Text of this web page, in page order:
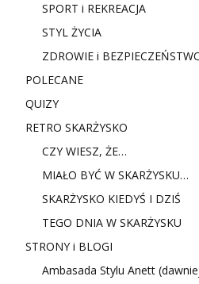
SPORT i REKREACJA
STYL ŻYCIA
ZDROWIE i
POLECANE
QUIZY
RETRO SKARŻYSKO
CZY WIESZ, ŻE…
MIAŁO BYĆ W SKARŻYSKU…
SKARŻYSKO KIEDYŚ I DZIŚ
TEGO DNIA W SKARŻYSKU
STRONY i BLOGI
Ambasada Stylu Anett